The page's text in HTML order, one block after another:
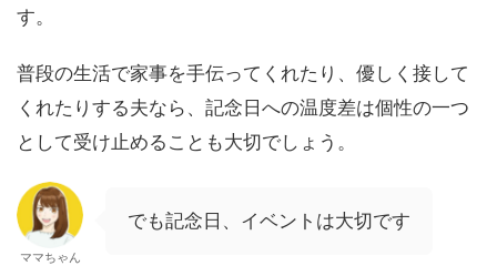
す。
普段の生活で家事を手伝ってくれたり、優しく接して
くれたりする夫なら、記念日への温度差は個性の一つ
として受け止めることも大切でしょう。
ママちゃん
でも記念日、イベントは大切です